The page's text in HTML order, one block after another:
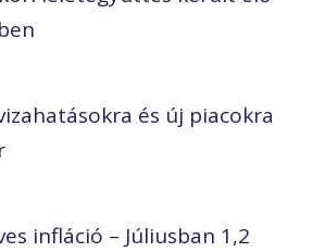
és új piacokra
infláció – Júliusban 1,2